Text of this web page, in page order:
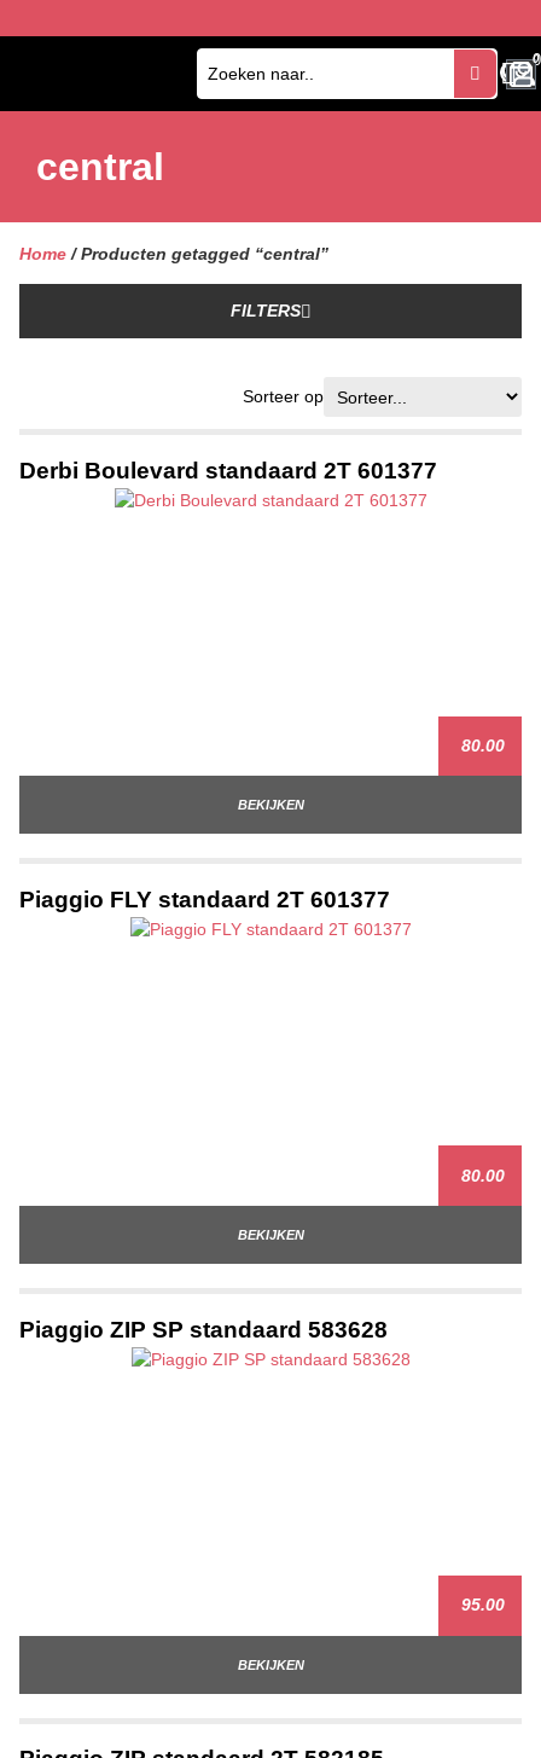
0
0
central
Home / Producten getagged “central”
FILTERS
Sorteer op
Derbi Boulevard standaard 2T 601377
80.00
BEKIJKEN
Piaggio FLY standaard 2T 601377
80.00
BEKIJKEN
Piaggio ZIP SP standaard 583628
95.00
BEKIJKEN